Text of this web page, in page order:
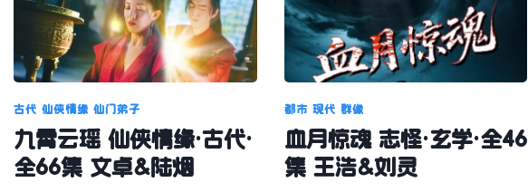
古代 仙侠情缘 仙门弟子
九霄云瑶 仙侠情缘·古代·
全66集 文卓&陆烟
都市 现代 群像
血月惊魂 志怪·玄学·全46
集 王浩&刘灵